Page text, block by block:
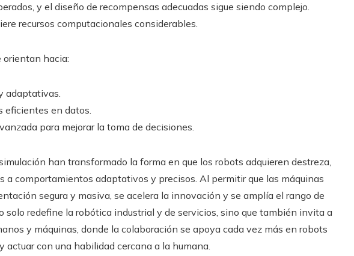
y el diseño de recompensas adecuadas sigue siendo complejo.
recursos computacionales considerables.
orientan hacia:
adaptativas.
eficientes en datos.
para mejorar la toma de decisiones.
han transformado la forma en que los robots adquieren destreza,
a comportamientos adaptativos y precisos. Al permitir que las máquinas
segura y masiva, se acelera la innovación y se amplía el rango de
solo redefine la robótica industrial y de servicios, sino que también invita a
y máquinas, donde la colaboración se apoya cada vez más en robots
actuar con una habilidad cercana a la humana.